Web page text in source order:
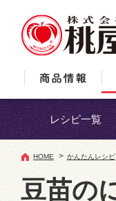
レシピ一覧
HOME > かんたんレシピ
豆苗の